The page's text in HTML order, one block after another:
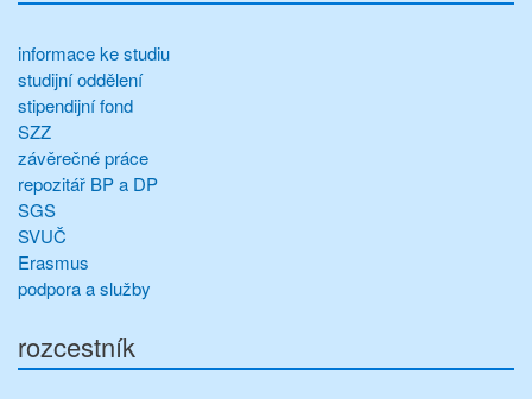
informace ke studiu
studijní oddělení
stipendijní fond
SZZ
závěrečné práce
repozitář BP a DP
SGS
SVUČ
Erasmus
podpora a služby
rozcestník